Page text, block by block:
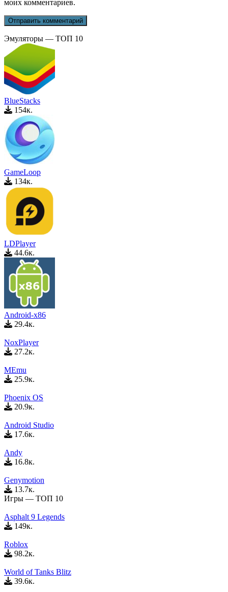
моих комментариев.
Эмуляторы — ТОП 10
BlueStacks
154к.
GameLoop
134к.
LDPlayer
44.6к.
Android-x86
29.4к.
NoxPlayer
27.2к.
MEmu
25.9к.
Phoenix OS
20.9к.
Android Studio
17.6к.
Andy
16.8к.
Genymotion
13.7к.
Игры — ТОП 10
Asphalt 9 Legends
149к.
Roblox
98.2к.
World of Tanks Blitz
39.6к.